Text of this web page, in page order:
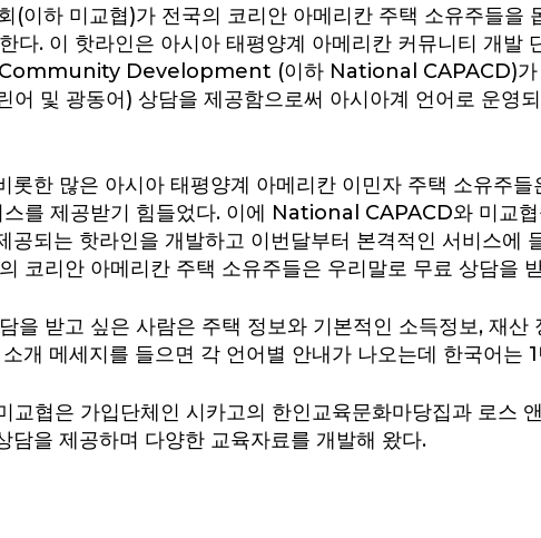
(이하 미교협)가 전국의 코리안 아메리칸 주택 소유주들을
다. 이 핫라인은 아시아 태평양계 아메리칸 커뮤니티 개
Development (이하 National CAPACD)가
어 및 광동어) 상담을 제공함으로써 아시아계 언어로 운영
롯한 많은 아시아 태평양계 아메리칸 이민자 주택 소유주
를 제공받기 힘들었다. 이에 National CAPACD와 미교
공되는 핫라인을 개발하고 이번달부터 본격적인 서비스에
코리안 아메리칸 주택 소유주들은 우리말로 무료 상담을
을 받고 싶은 사람은 주택 정보와 기본적인 소득정보, 재
개 메세지를 들으면 각 언어별 안내가 나오는데 한국어는
교협은 가입단체인 시카고의 한인교육문화마당집과 로스
담을 제공하며 다양한 교육자료를 개발해 왔다.